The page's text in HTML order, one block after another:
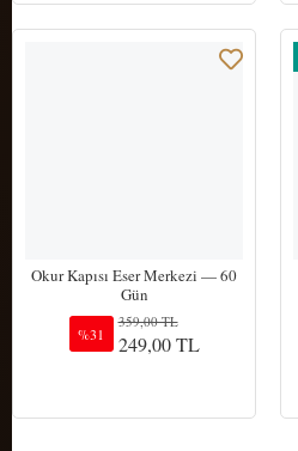
Okur Kapısı Eser Merkezi — 60
Gün
%31
359,00 TL
249,00 TL